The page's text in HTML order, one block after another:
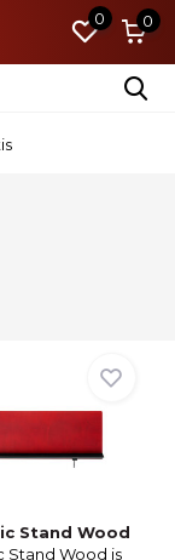
0 0
Stand Wood
Stand Wood is